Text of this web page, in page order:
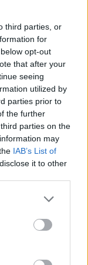
third parties, or
for
opt-out
that after your
seeing
utilized by
parties prior to
the further
parties on the
may
IAB’s List of
it to other
more Google
may click to
party tags to
below Google
τη
ισχυρά
πιο
ο
του
για την
από την
που θα
της